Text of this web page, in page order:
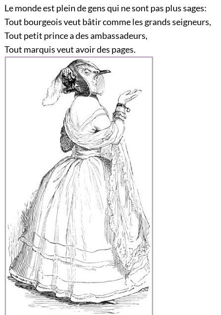
Le monde est plein de gens qui ne sont pas plus sages:
Tout bourgeois veut bâtir comme les grands seigneurs,
Tout petit prince a des ambassadeurs,
Tout marquis veut avoir des pages.